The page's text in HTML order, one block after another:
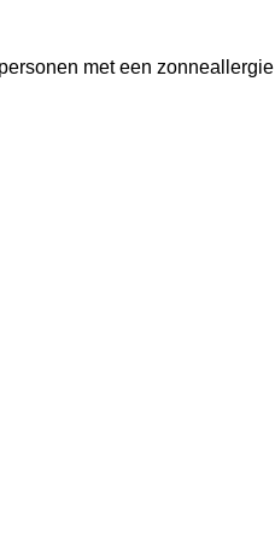
met een zonneallergie